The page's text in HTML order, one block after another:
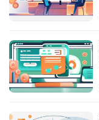
产
解
决
方
案
生